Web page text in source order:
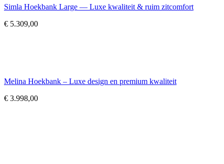
Simla Hoekbank Large — Luxe kwaliteit & ruim zitcomfort
€ 5.309,00
Melina Hoekbank – Luxe design en premium kwaliteit
€ 3.998,00